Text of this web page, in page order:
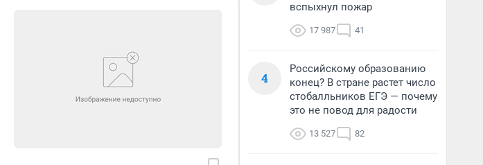
вспыхнул пожар
17 987 41
4
Российскому образованию
конец? В стране растет число
стобалльников ЕГЭ — почему
это не повод для радости
13 527 82